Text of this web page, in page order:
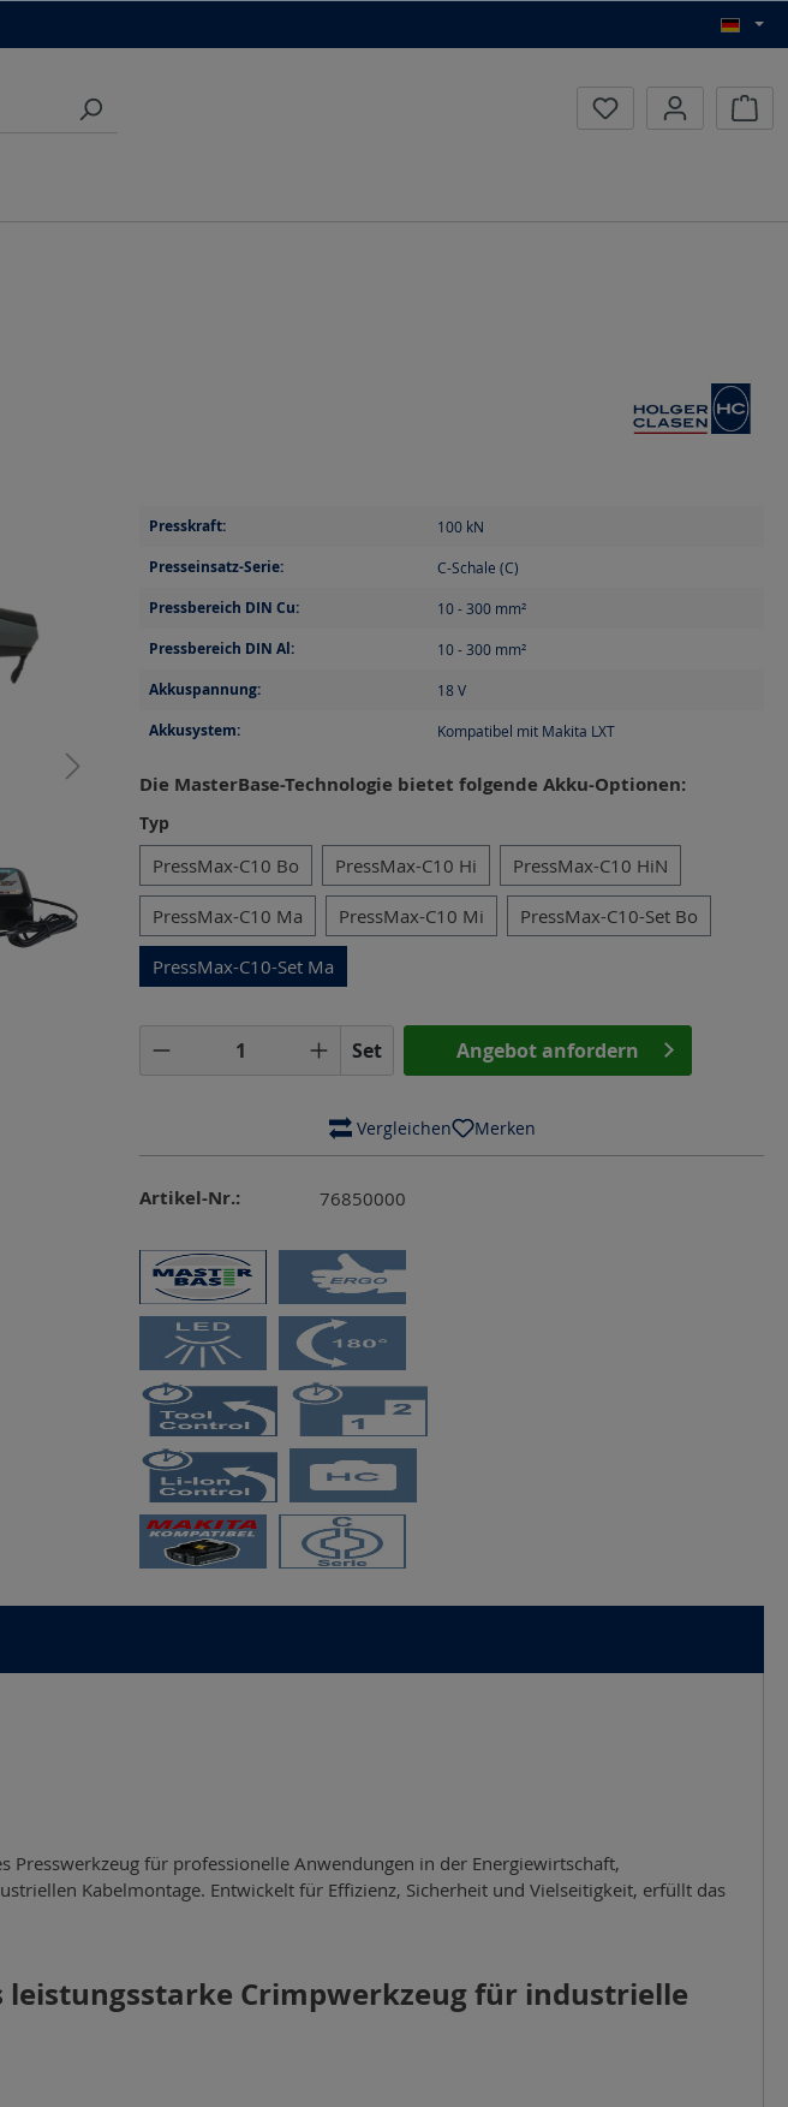
Presskraft: 100 kN
Presseinsatz-Serie: C-Schale (C)
Pressbereich DIN Cu: 10 - 300 mm²
Pressbereich DIN Al: 10 - 300 mm²
Akkuspannung: 18 V
Akkusystem: Kompatibel mit Makita LXT
Die MasterBase-Technologie bietet folgende Akku-Optionen:
Typ
PressMax-C10 Bo PressMax-C10 Hi PressMax-C10 HiN
PressMax-C10 Ma PressMax-C10 Mi PressMax-C10-Set Bo
PressMax-C10-Set Ma
Produkt Anzahl: Gib den gewünschten Wert
Set Angebot anfordern
Vergleichen Merken
Artikel-Nr.: 76850000
Presswerkzeug für professionelle Anwendungen in der Energiewirtschaft,
Kabelmontage. Entwickelt für Effizienz, Sicherheit und Vielseitigkeit, erfüllt das
leistungsstarke Crimpwerkzeug für industrielle